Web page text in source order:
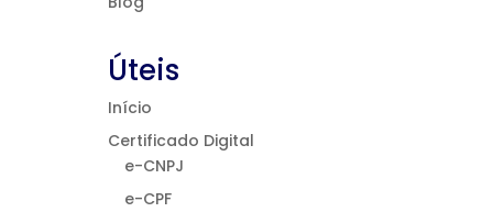
Úteis
Início
Certificado Digital
e-CNPJ
e-CPF